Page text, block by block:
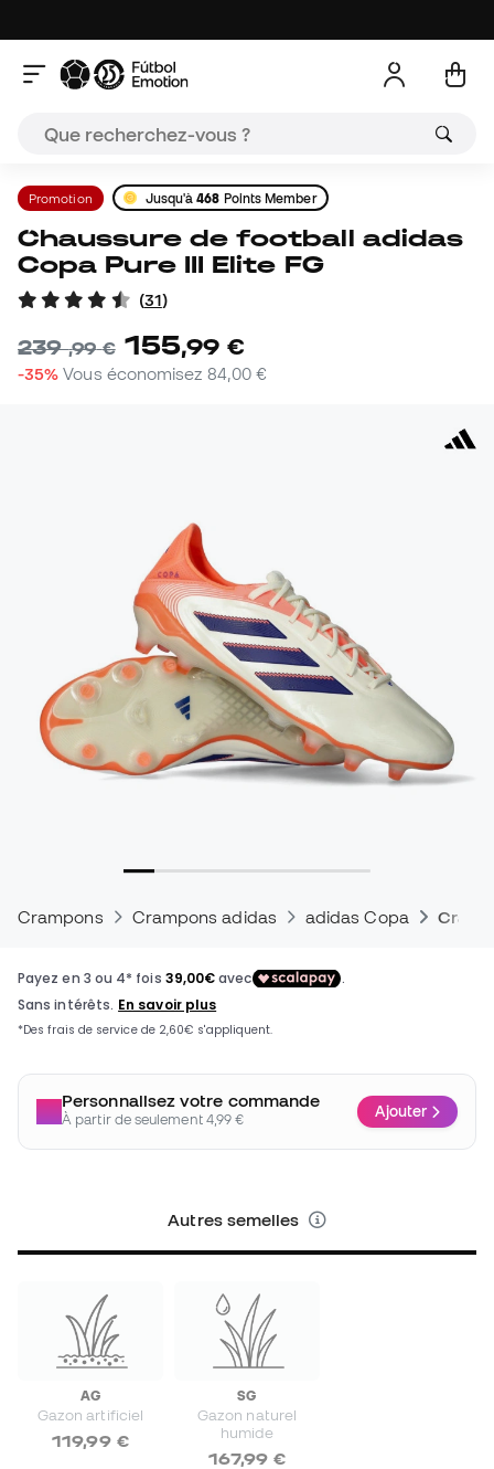
Promotion Jusqu'à468 Points Member
Chaussure de football adidas
Copa Pure III Elite FG
(31)
239,99 € 155,99 €
-35% Vous économisez 84,00 €
Crampons Crampons adidas adidas Copa
Personnalisez votre commande
À partir de seulement 4,99 € Ajouter
Autres semelles
AG
Gazon artificiel
119,99 €
SG
Gazon naturel
humide
167,99 €